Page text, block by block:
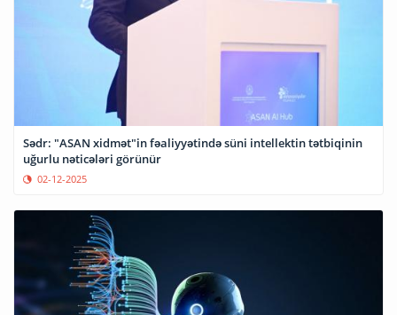
Sədr: "ASAN xidmət"in fəaliyyətində süni intellektin tətbiqinin
uğurlu nəticələri görünür
02-12-2025